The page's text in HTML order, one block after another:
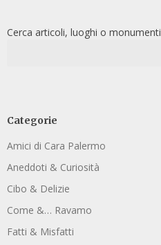
Cerca articoli, luoghi o monumenti
Categorie
Amici di Cara Palermo
Aneddoti & Curiosità
Cibo & Delizie
Come &… Ravamo
Fatti & Misfatti